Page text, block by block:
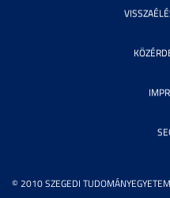
© 2010 SZEGEDI